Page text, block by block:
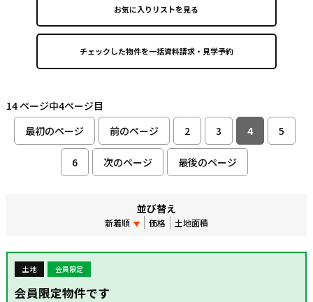
お気に入りリストを見る
14 ページ中4ページ目
最初のページ
前のページ 2 3 4 5
6 次のページ 最後のページ
並び替え
新着順 価格 土地面積
土地 会員限定
会員限定物件です